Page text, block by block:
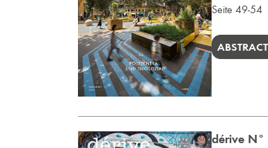
Seite 49-54
dérive